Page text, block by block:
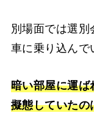
別場面では選別
車に乗り込んで
暗い部屋に運ば
擬態していたの